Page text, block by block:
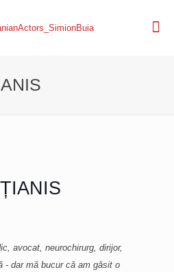
avocat, neurochirurg, dirijor,
- dar mă bucur că am găsit o